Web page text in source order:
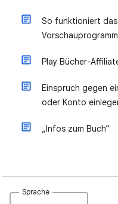
So funktioniert
Vorschauprogramm
Play Bücher-
Einspruch gegen
oder Konto
„Infos zum Buch“
Sprache